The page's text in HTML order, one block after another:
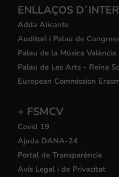
ENLLAÇOS
Adda Alicante
Auditori i Palau de
Palau de la Música València
Palau de Les Arts - Reina
European Commission
+ FSMCV
Covid 19
Ajuda DANA-24
Portal de Transparència
Avís Legal i de Privacitat